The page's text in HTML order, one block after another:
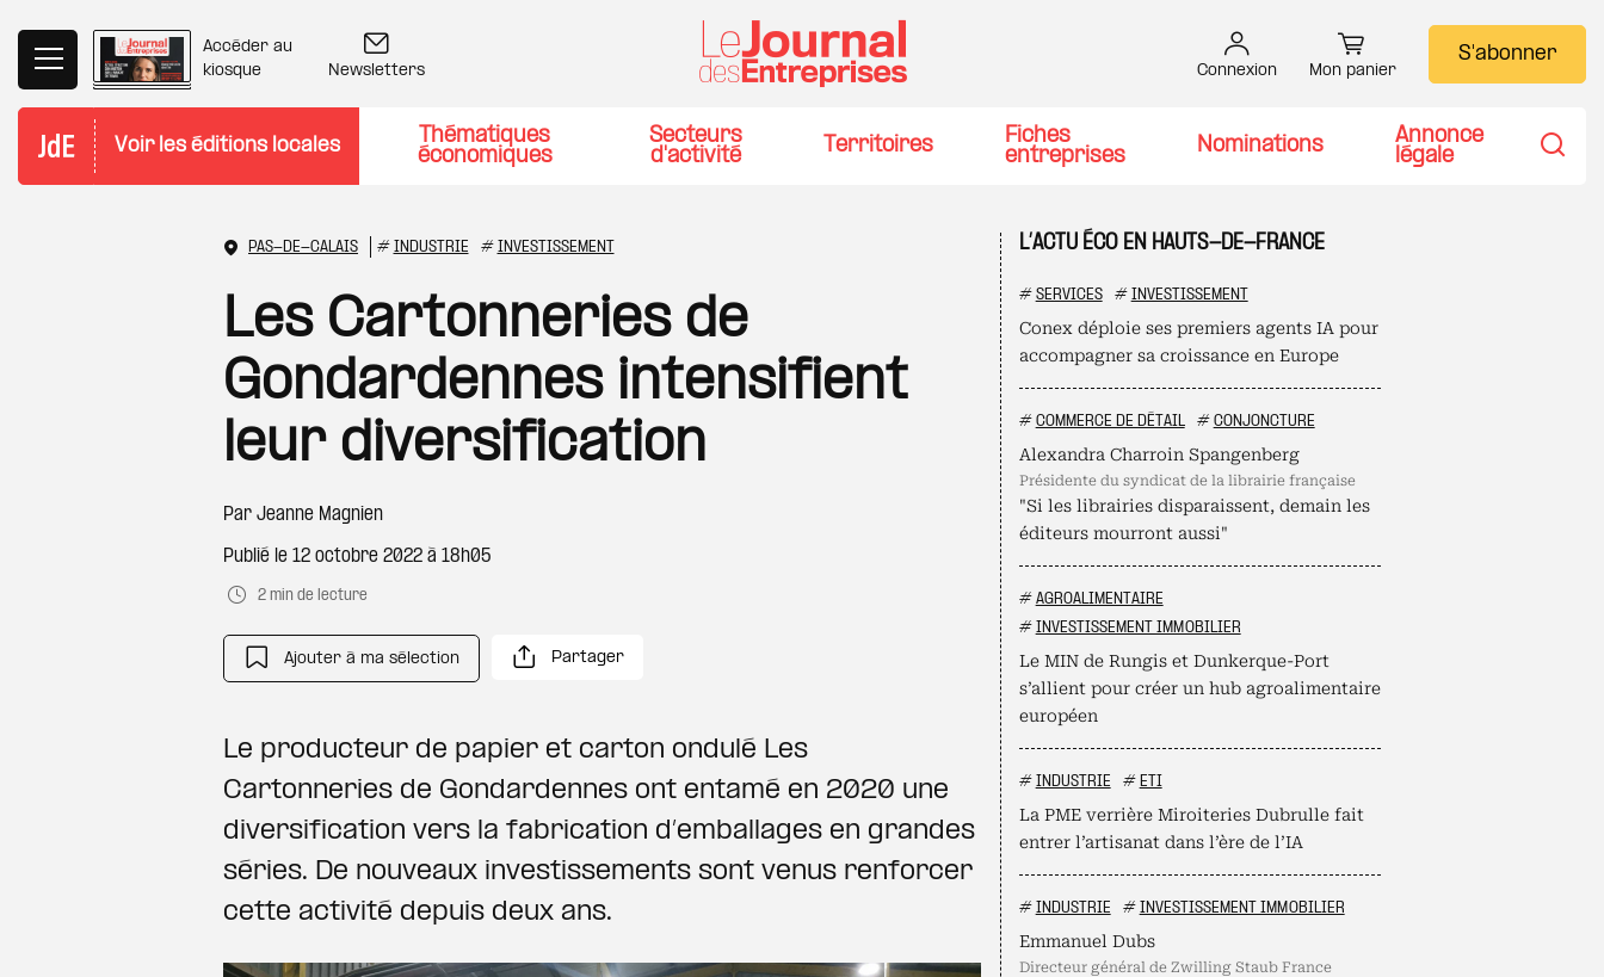
Accéder au
kiosque
Newsletters Connexion Mon panier
S'abonner
Voir les éditions locales
Thématiques
économiques
Secteurs
d'activité
Territoires
Fiches
entreprises
Nominations
Annonce
légale
PAS-DE-CALAIS # INDUSTRIE # INVESTISSEMENT
Les Cartonneries de
Gondardennes intensifient
leur diversification
Par Jeanne Magnien
Publié le 12 octobre 2022 à 18h05
2 min de lecture
Ajouter à ma sélection Partager
Le producteur de papier et carton ondulé Les
Cartonneries de Gondardennes ont entamé en 2020 une
diversification vers la fabrication d’emballages en grandes
séries. De nouveaux investissements sont venus renforcer
cette activité depuis deux ans.
L’ACTU ÉCO EN HAUTS-DE-FRANCE
# SERVICES # INVESTISSEMENT
Conex déploie ses premiers agents IA pour
accompagner sa croissance en Europe
# COMMERCE DE DÉTAIL # CONJONCTURE
Alexandra Charroin Spangenberg
présidente du syndicat de la librairie française
"Si les librairies disparaissent, demain les
éditeurs mourront aussi"
# AGROALIMENTAIRE
# INVESTISSEMENT IMMOBILIER
Le MIN de Rungis et Dunkerque-Port
s’allient pour créer un hub agroalimentaire
européen
# INDUSTRIE # ETI
La PME verrière Miroiteries Dubrulle fait
entrer l’artisanat dans l’ère de l’IA
# INDUSTRIE # INVESTISSEMENT IMMOBILIER
Emmanuel Dubs
directeur général de Zwilling Staub France